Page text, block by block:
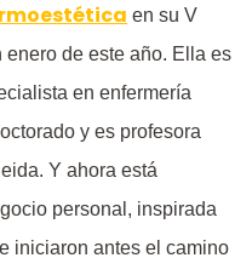
en su V
de este año. Ella es
en enfermería
y es profesora
Y ahora está
personal, inspirada
iniciaron antes el camino